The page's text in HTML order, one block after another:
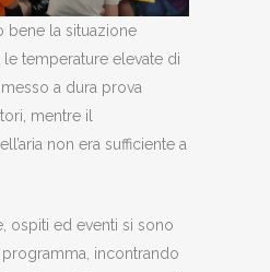
bene la situazione
temperature elevate di
a dura prova
mentre il
non era sufficiente a
ospiti ed eventi si sono
incontrando